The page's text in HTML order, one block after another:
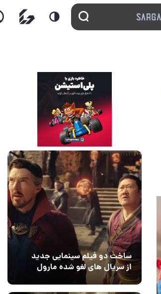
ساخت دو فیلم سینمایی جدید
از سریال های لغو شده مارول
۰